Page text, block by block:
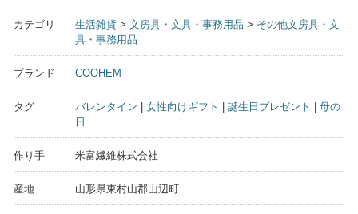
カテゴリ 生活雑貨 > 文房具・文具・事務用品 > その他文房具・文
具・事務用品
ブランド COOHEM
タグ バレンタイン 女性向けギフト 誕生日プレゼント
母の
日
作り手 米富繊維株式会社
産地 山形県東村山郡山辺町